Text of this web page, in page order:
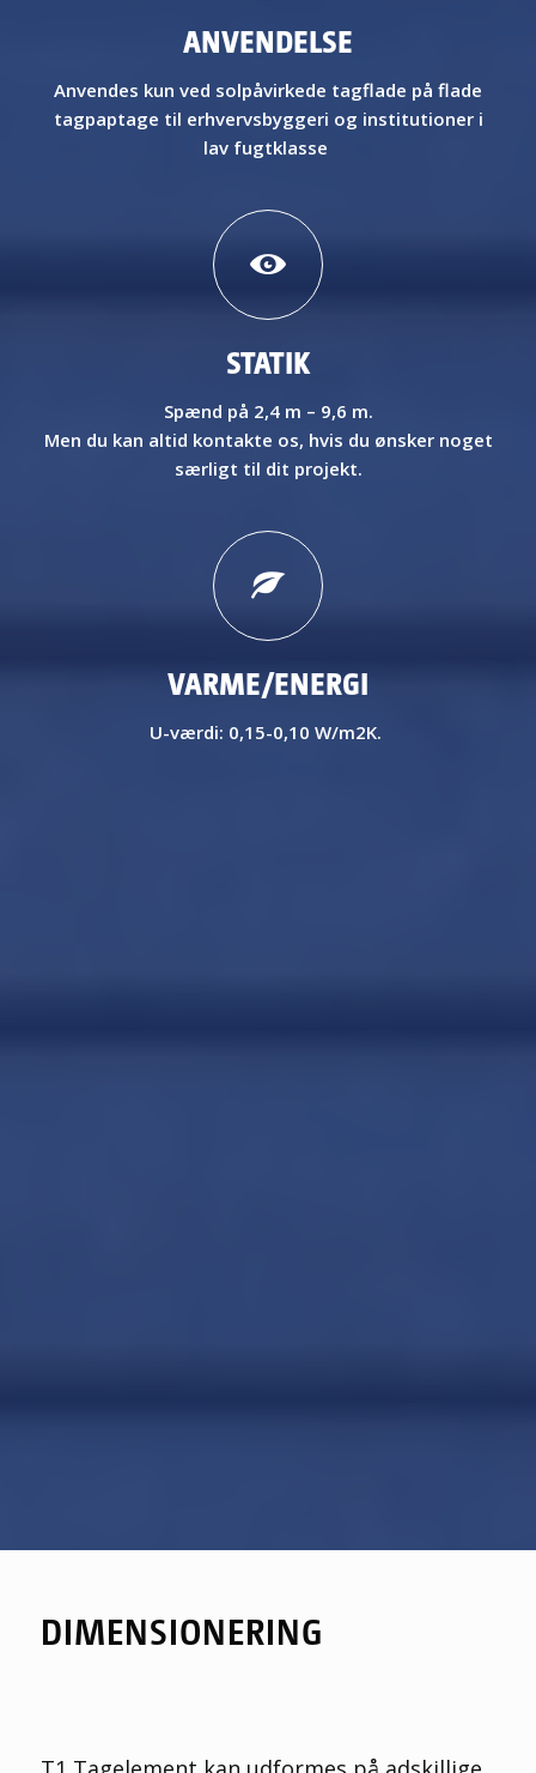
ANVENDELSE
Anvendes kun ved solpåvirkede tagflade på flade
tagpaptage til erhvervsbyggeri og institutioner i
lav fugtklasse
STATIK
Spænd på 2,4 m – 9,6 m.
Men du kan altid kontakte os, hvis du ønsker noget
særligt til dit projekt.
VARME/ENERGI
U-værdi: 0,15-0,10 W/m2K.
DIMENSIONERING